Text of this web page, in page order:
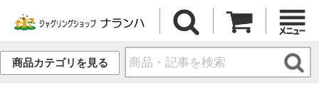
商品カテゴリを見る